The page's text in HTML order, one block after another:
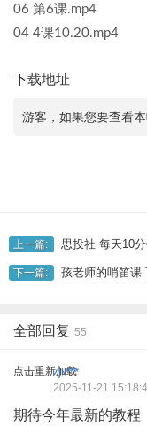
06 第6课.mp4
04 4课10.20.mp4
下载地址
游客，如果您要查看
上一篇: 思投社 每天10
下一篇: 孩老师的哨笛课
全部回复 55
点击重新加载
小***
2025-11-21
期待今年最新的教程